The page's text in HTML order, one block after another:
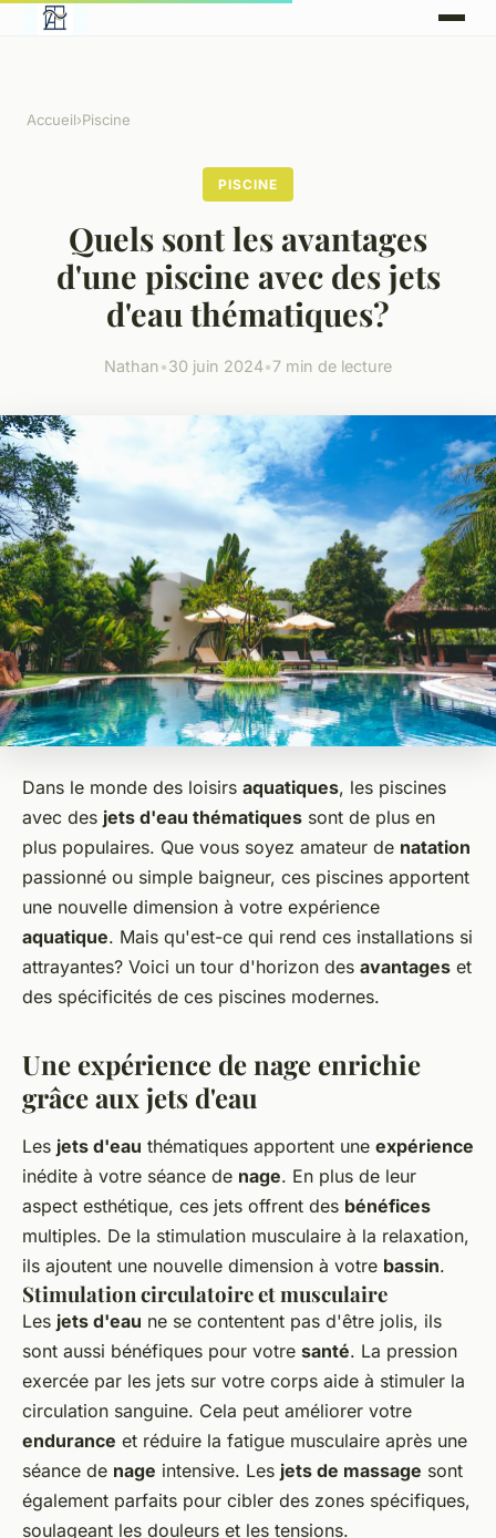
Accueil›Piscine
PISCINE
Quels sont les avantages
d'une piscine avec des jets
d'eau thématiques?
Nathan•30 juin 2024•7 min de lecture
Dans le monde des loisirs aquatiques, les piscines
avec des jets d'eau thématiques sont de plus en
plus populaires. Que vous soyez amateur de natation
passionné ou simple baigneur, ces piscines apportent
une nouvelle dimension à votre expérience
aquatique. Mais qu'est-ce qui rend ces installations si
attrayantes? Voici un tour d'horizon des avantages et
des spécificités de ces piscines modernes.
Une expérience de nage enrichie
grâce aux jets d'eau
Les jets d'eau thématiques apportent une expérience
inédite à votre séance de nage. En plus de leur
aspect esthétique, ces jets offrent des bénéfices
multiples. De la stimulation musculaire à la relaxation,
ils ajoutent une nouvelle dimension à votre bassin.
Stimulation circulatoire et musculaire
Les jets d'eau ne se contentent pas d'être jolis, ils
sont aussi bénéfiques pour votre santé. La pression
exercée par les jets sur votre corps aide à stimuler la
circulation sanguine. Cela peut améliorer votre
endurance et réduire la fatigue musculaire après une
séance de nage intensive. Les jets de massage sont
également parfaits pour cibler des zones spécifiques,
soulageant les douleurs et les tensions.